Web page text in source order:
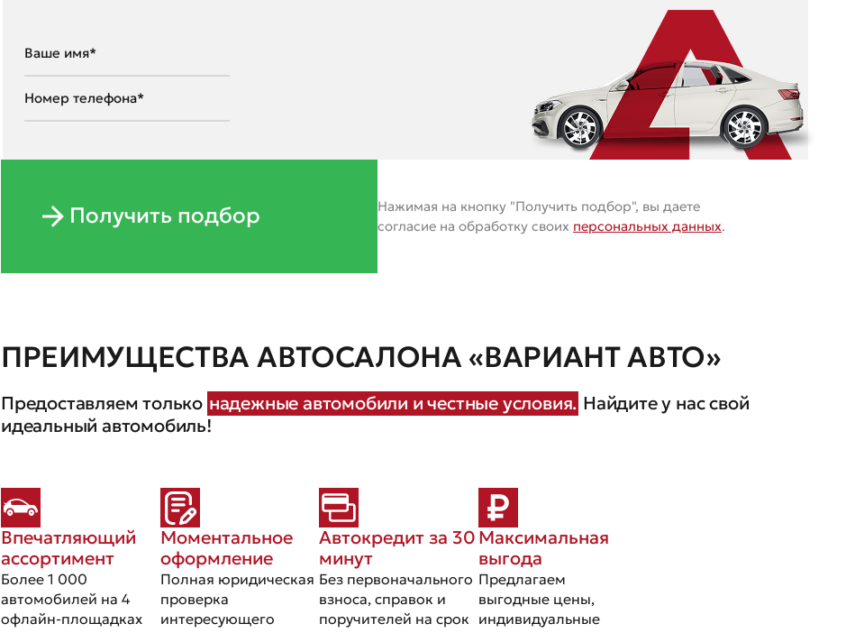
Получить подбор
Нажимая на кнопку "Получить подбор", вы даете
согласие на обработку своих персональных данных.
ПРЕИМУЩЕСТВА АВТОСАЛОНА «ВАРИАНТ АВТО»
Предоставляем только надежные автомобили и честные условия. Найдите у нас свой
идеальный автомобиль!
Впечатляющий
ассортимент
Более 1 000
автомобилей на 4
офлайн-площадках
Моментальное
оформление
Полная юридическая
проверка
интересующего
Автокредит за 30
минут
Без первоначального
взноса, справок и
поручителей на срок
Максимальная
выгода
Предлагаем
выгодные цены,
индивидуальные